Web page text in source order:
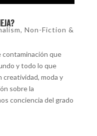
, Non-Fiction &
contaminación que
y todo lo que
creatividad, moda y
sobre la
conciencia del grado